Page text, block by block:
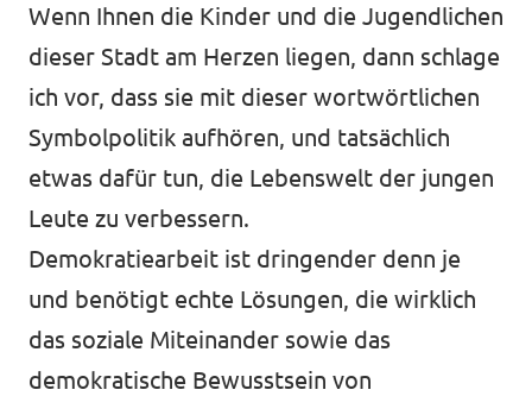
Wenn Ihnen die Kinder und die Jugendlichen
dieser Stadt am Herzen liegen, dann schlage
ich vor, dass sie mit dieser wortwörtlichen
Symbolpolitik aufhören, und tatsächlich
etwas dafür tun, die Lebenswelt der jungen
Leute zu verbessern.
Demokratiearbeit ist dringender denn je
und benötigt echte Lösungen, die wirklich
das soziale Miteinander sowie das
demokratische Bewusstsein von